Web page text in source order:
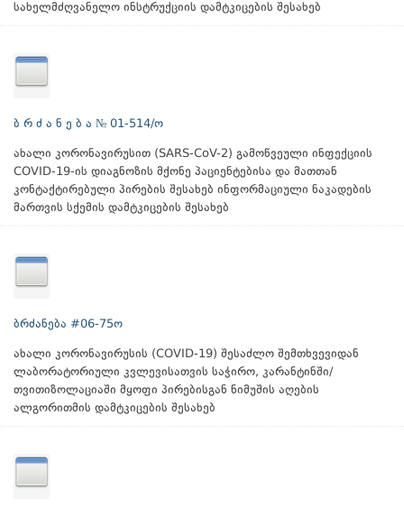
სახელმძღვანელო ინსტრუქციის დამტკიცების შესახებ
ბ რ ძ ა ნ ე ბ ა № 01-514/ო
ახალი კორონავირუსით (SARS-CoV-2) გამოწვეული ინფექციის
COVID-19-ის დიაგნოზის მქონე პაციენტებისა და მათთან
კონტაქტირებული პირების შესახებ ინფორმაციული ნაკადების
მართვის სქემის დამტკიცების შესახებ
ბრძანება #06-75ო
ახალი კორონავირუსის (COVID-19) შესაძლო შემთხვევიდან
ლაბორატორიული კვლევისათვის საჭირო, კარანტინში/
თვითიზოლაციაში მყოფი პირებისგან ნიმუშის აღების
ალგორითმის დამტკიცების შესახებ